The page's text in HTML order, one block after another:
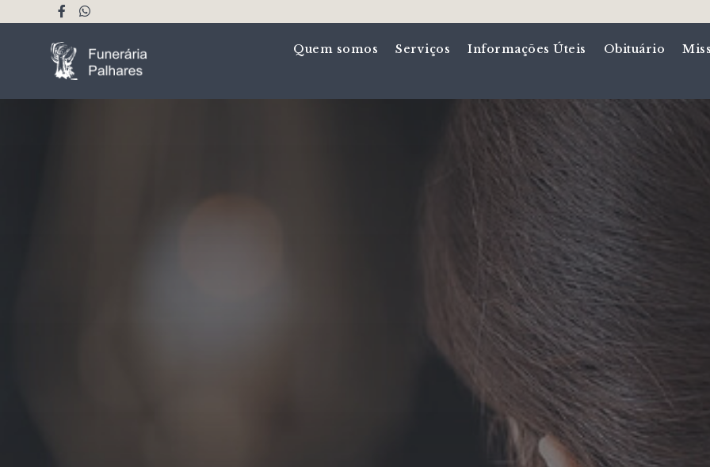
Quem somos Serviços Informações Úteis Obituário